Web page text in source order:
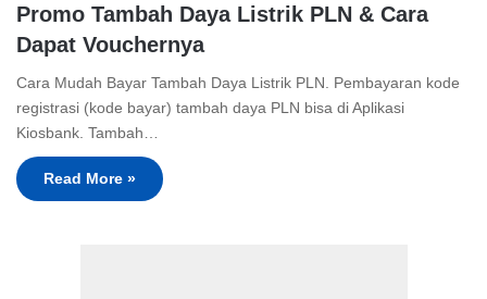
Promo Tambah Daya Listrik PLN & Cara
Dapat Vouchernya
Cara Mudah Bayar Tambah Daya Listrik PLN. Pembayaran kode
registrasi (kode bayar) tambah daya PLN bisa di Aplikasi
Kiosbank. Tambah…
Read More »